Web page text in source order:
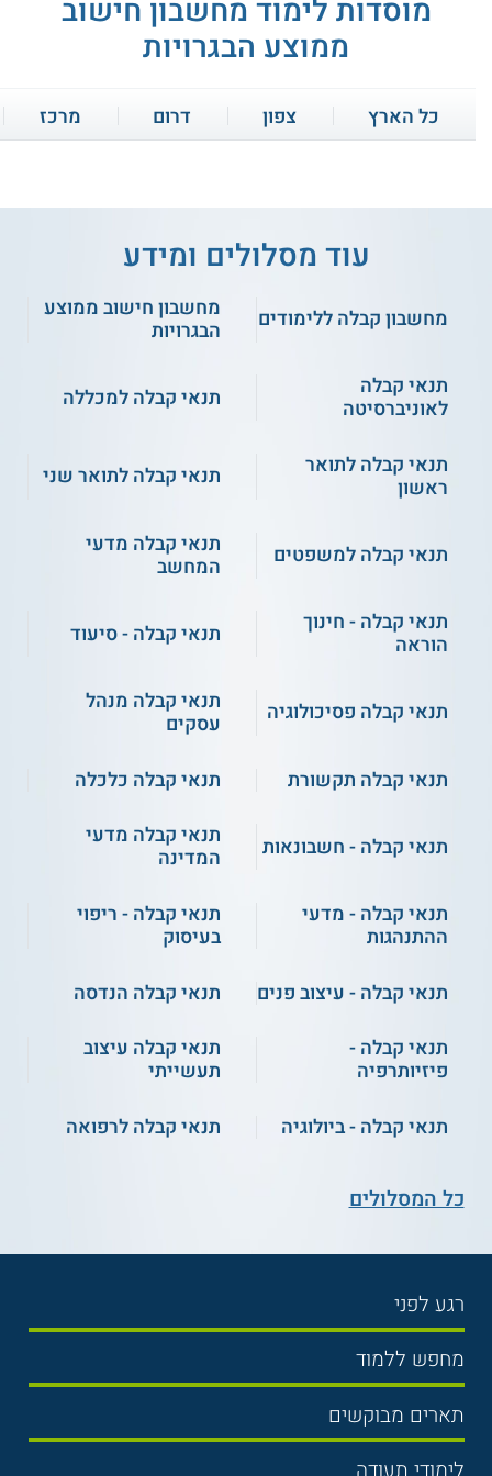
מוסדות לימוד מחשבון חישוב
ממוצע הבגרויות
כל הארץ צפון דרום מרכז
סימפלקס - השלמת בגרויות
שירות אישי חינם
היי קיו בגרויות
שירות אישי חינם
קורס אונליין
תכנון אסטרטגיות
באנגלית
היי קיו - הכנה לבגרות
במתמטיקה
מכללה אקדמית צפת -
בגרויות
סימפלקס
חינוכיים
גימנסיה בגרויות
בגרות ערב דה שליט
ספר חרשן
ופסיכומטרי
עוד מסלולים ומידע
מחשבון קבלה ללימודים
מחשבון חישוב ממוצע
הבגרויות
תנאי קבלה
לאוניברסיטה
תנאי קבלה למכללה
תנאי קבלה לתואר
ראשון
תנאי קבלה לתואר שני
תנאי קבלה למשפטים
תנאי קבלה מדעי
המחשב
תנאי קבלה - חינוך
הוראה
תנאי קבלה - סיעוד
תנאי קבלה פסיכולוגיה
תנאי קבלה מנהל
עסקים
תנאי קבלה תקשורת
תנאי קבלה כלכלה
תנאי קבלה - חשבונאות
תנאי קבלה מדעי
המדינה
תנאי קבלה - מדעי
ההתנהגות
תנאי קבלה - ריפוי
בעיסוק
תנאי קבלה - עיצוב פנים
תנאי קבלה הנדסה
תנאי קבלה -
פיזיותרפיה
תנאי קבלה עיצוב
תעשייתי
תנאי קבלה - ביולוגיה
תנאי קבלה לרפואה
כל המסלולים
רגע לפני
בחירת לימודים
תנאי קבלה
שכר לימוד
אוניברסיטה
מחפש ללמוד
תואר ראשון
תואר שני
תארים מבוקשים
משפטים